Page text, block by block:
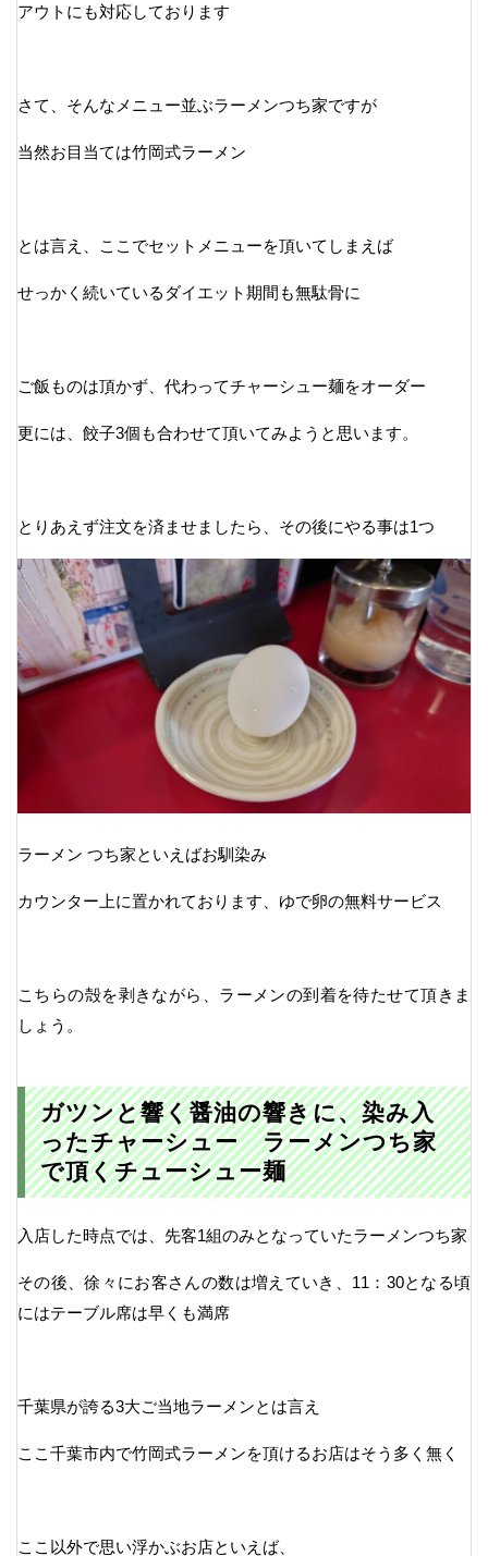
アウトにも対応しております
さて、そんなメニュー並ぶラーメンつち家ですが
当然お目当ては竹岡式ラーメン
とは言え、ここでセットメニューを頂いてしまえば
せっかく続いているダイエット期間も無駄骨に
ご飯ものは頂かず、代わってチャーシュー麺をオーダー
更には、餃子3個も合わせて頂いてみようと思います。
とりあえず注文を済ませましたら、その後にやる事は1つ
ラーメン つち家といえばお馴染み
カウンター上に置かれております、ゆで卵の無料サービス
こちらの殻を剥きながら、ラーメンの到着を待たせて頂きま
しょう。
ガツンと響く醤油の響きに、染み入
ったチャーシュー ラーメンつち家
で頂くチューシュー麺
入店した時点では、先客1組のみとなっていたラーメンつち家
その後、徐々にお客さんの数は増えていき、11：30となる頃
にはテーブル席は早くも満席
千葉県が誇る3大ご当地ラーメンとは言え
ここ千葉市内で竹岡式ラーメンを頂けるお店はそう多く無く
ここ以外で思い浮かぶお店といえば、